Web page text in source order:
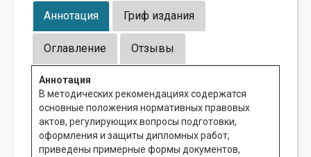
Аннотация Гриф издания
Оглавление Отзывы
Аннотация
В методических рекомендациях содержатся
основные положения нормативных правовых
актов, регулирующих вопросы подготовки,
оформления и защиты дипломных работ,
приведены примерные формы документов,